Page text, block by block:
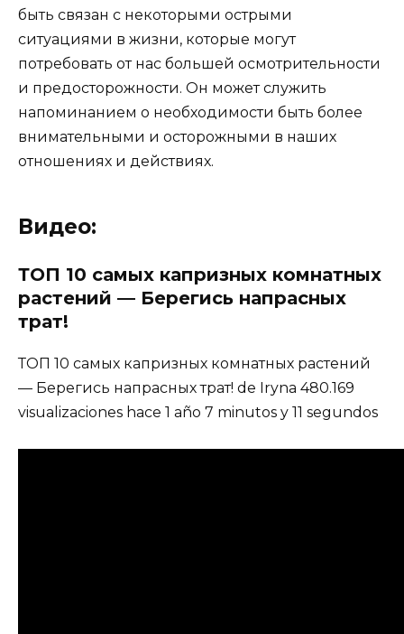
быть связан с некоторыми острыми
ситуациями в жизни, которые могут
потребовать от нас большей осмотрительности
и предосторожности. Он может служить
напоминанием о необходимости быть более
внимательными и осторожными в наших
отношениях и действиях.
Видео:
ТОП 10 самых капризных комнатных
растений — Берегись напрасных
трат!
ТОП 10 самых капризных комнатных растений
— Берегись напрасных трат! de Iryna 480.169
visualizaciones hace 1 año 7 minutos y 11 segundos